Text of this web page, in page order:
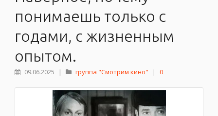
понимаешь только с
годами, с жизненным
опытом.
09.06.2025 | группа "Смотрим кино" | 0